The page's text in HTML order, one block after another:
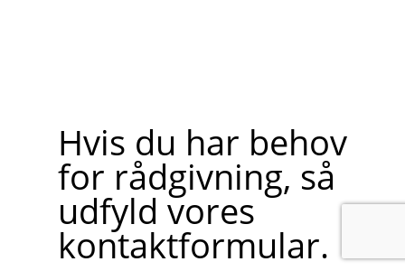
Hvis du har behov
for rådgivning, så
udfyld vores
kontaktformular.